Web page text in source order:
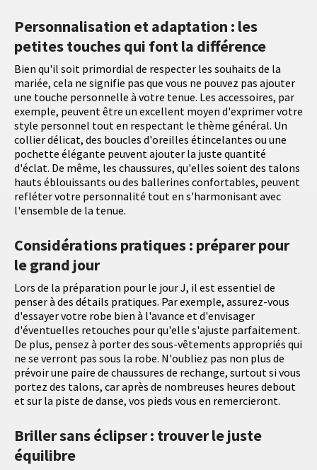
Personnalisation et adaptation : les
petites touches qui font la différence
Bien qu'il soit primordial de respecter les souhaits de la
mariée, cela ne signifie pas que vous ne pouvez pas ajouter
une touche personnelle à votre tenue. Les accessoires, par
exemple, peuvent être un excellent moyen d'exprimer votre
style personnel tout en respectant le thème général. Un
collier délicat, des boucles d'oreilles étincelantes ou une
pochette élégante peuvent ajouter la juste quantité
d'éclat. De même, les chaussures, qu'elles soient des talons
hauts éblouissants ou des ballerines confortables, peuvent
refléter votre personnalité tout en s'harmonisant avec
l'ensemble de la tenue.
Considérations pratiques : préparer pour
le grand jour
Lors de la préparation pour le jour J, il est essentiel de
penser à des détails pratiques. Par exemple, assurez-vous
d'essayer votre robe bien à l'avance et d'envisager
d'éventuelles retouches pour qu'elle s'ajuste parfaitement.
De plus, pensez à porter des sous-vêtements appropriés qui
ne se verront pas sous la robe. N'oubliez pas non plus de
prévoir une paire de chaussures de rechange, surtout si vous
portez des talons, car après de nombreuses heures debout
et sur la piste de danse, vos pieds vous en remercieront.
Briller sans éclipser : trouver le juste
équilibre